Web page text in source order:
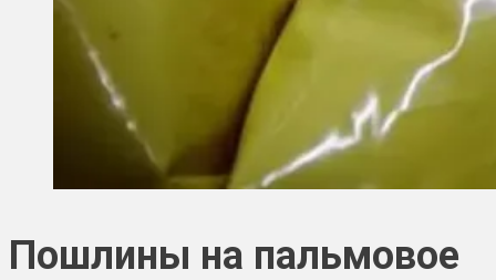
Пошлины на пальмовое